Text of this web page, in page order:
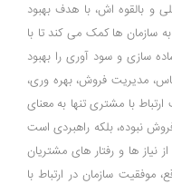
و بالقوه ‌اش، با هدف بهبود
روابط تجاری تعریف می ‌شود. سیستم CRM به سازمان‌ ها کمک می‌ کند تا با
سازی و سود آوری را بهبود
مدیریت فروش، بهره‌ وری،
با مشتری تنها به معنای
نبوده، بلکه راهبردی است
ها و رفتار های مشتریان
موفقیت سازمان در ارتباط با